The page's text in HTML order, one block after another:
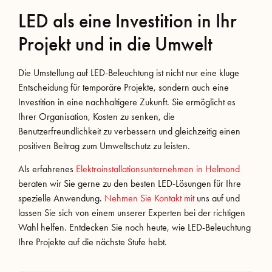
LED als eine Investition in Ihr
Projekt und in die Umwelt
Die Umstellung auf LED-Beleuchtung ist nicht nur eine kluge
Entscheidung für temporäre Projekte, sondern auch eine
Investition in eine nachhaltigere Zukunft. Sie ermöglicht es
Ihrer Organisation, Kosten zu senken, die
Benutzerfreundlichkeit zu verbessern und gleichzeitig einen
positiven Beitrag zum Umweltschutz zu leisten.
Als erfahrenes Elektroinstallationsunternehmen in Helmond
beraten wir Sie gerne zu den besten LED-Lösungen für Ihre
spezielle Anwendung. Nehmen Sie Kontakt mituns auf und
lassen Sie sich von einem unserer Experten bei der richtigen
Wahl helfen. Entdecken Sie noch heute, wie LED-Beleuchtung
Ihre Projekte auf die nächste Stufe hebt.